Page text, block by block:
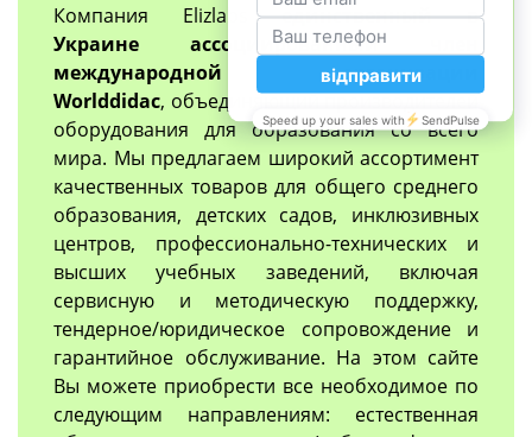
Компания Elizlabsединственный в
Украине ассоциированный член
международной организации
Worlddidac, объединяющий производителей
оборудования для образования со всего
мира. Мы предлагаем широкий ассортимент
качественных товаров для общего среднего
образования, детских садов, инклюзивных
центров, профессионально-технических и
высших учебных заведений, включая
сервисную и методическую поддержку,
тендерное/юридическое сопровождение и
гарантийное обслуживание. На этом сайте
Вы можете приобрести все необходимое по
следующим направлениям: естественная